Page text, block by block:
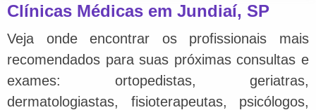
Clínicas Médicas em Jundiaí, SP
Veja onde encontrar os profissionais mais
recomendados para suas próximas consultas e
exames: ortopedistas, geriatras,
dermatologiastas, fisioterapeutas, psicólogos,